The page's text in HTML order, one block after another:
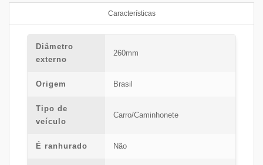
Características
Diâmetro
externo
260mm
Origem Brasil
Tipo de
veículo
Carro/Caminhonete
É ranhurado Não